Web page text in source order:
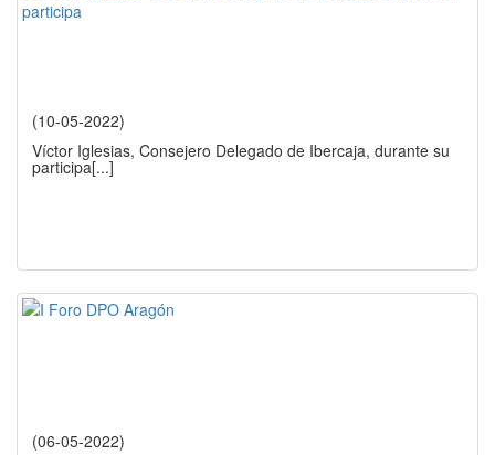
(10-05-2022)
Víctor Iglesias, Consejero Delegado de Ibercaja, durante su
participa[...]
(06-05-2022)